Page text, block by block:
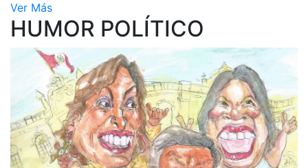
Ver Más
HUMOR POLÍTICO